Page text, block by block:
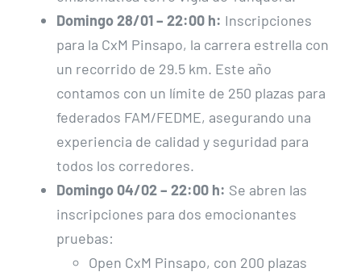
Domingo 28/01 – 22:00 h: Inscripciones
para la CxM Pinsapo, la carrera estrella con
un recorrido de 29.5 km. Este año
contamos con un límite de 250 plazas para
federados FAM/FEDME, asegurando una
experiencia de calidad y seguridad para
todos los corredores.
Domingo 04/02 – 22:00 h: Se abren las
inscripciones para dos emocionantes
pruebas:
Open CxM Pinsapo, con 200 plazas